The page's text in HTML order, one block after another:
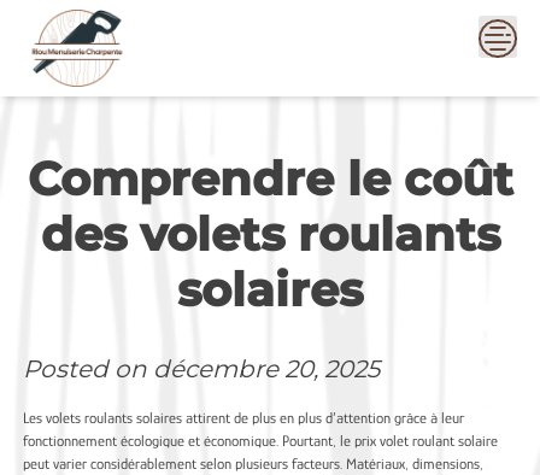
content
Comprendre le coût
des volets roulants
solaires
Posted on décembre 20, 2025
Les volets roulants solaires attirent de plus en plus d’attention grâce à leur
fonctionnement écologique et économique. Pourtant, le prix volet roulant solaire
peut varier considérablement selon plusieurs facteurs. Matériaux, dimensions,